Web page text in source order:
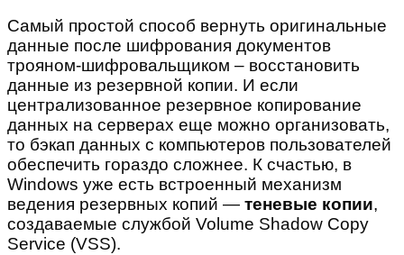
Самый простой способ вернуть оригинальные
данные после шифрования документов
трояном-шифровальщиком – восстановить
данные из резервной копии. И если
централизованное резервное копирование
данных на серверах еще можно организовать,
то бэкап данных с компьютеров пользователей
обеспечить гораздо сложнее. К счастью, в
Windows уже есть встроенный механизм
ведения резервных копий — теневые копии,
создаваемые службой Volume Shadow Copy
Service (VSS).